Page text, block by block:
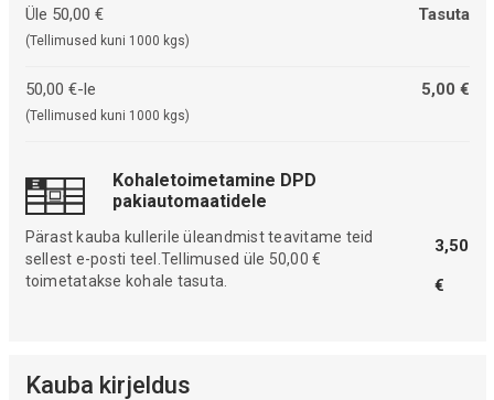
Üle 50,00 €
(Tellimused kuni 1000 kgs)
Tasuta
50,00 €-le
(Tellimused kuni 1000 kgs)
5,00 €
Kohaletoimetamine DPD
pakiautomaatidele
Pärast kauba kullerile üleandmist teavitame teid
sellest e-posti teel.Tellimused üle 50,00 €
toimetatakse kohale tasuta.
3,50
€
Kauba kirjeldus